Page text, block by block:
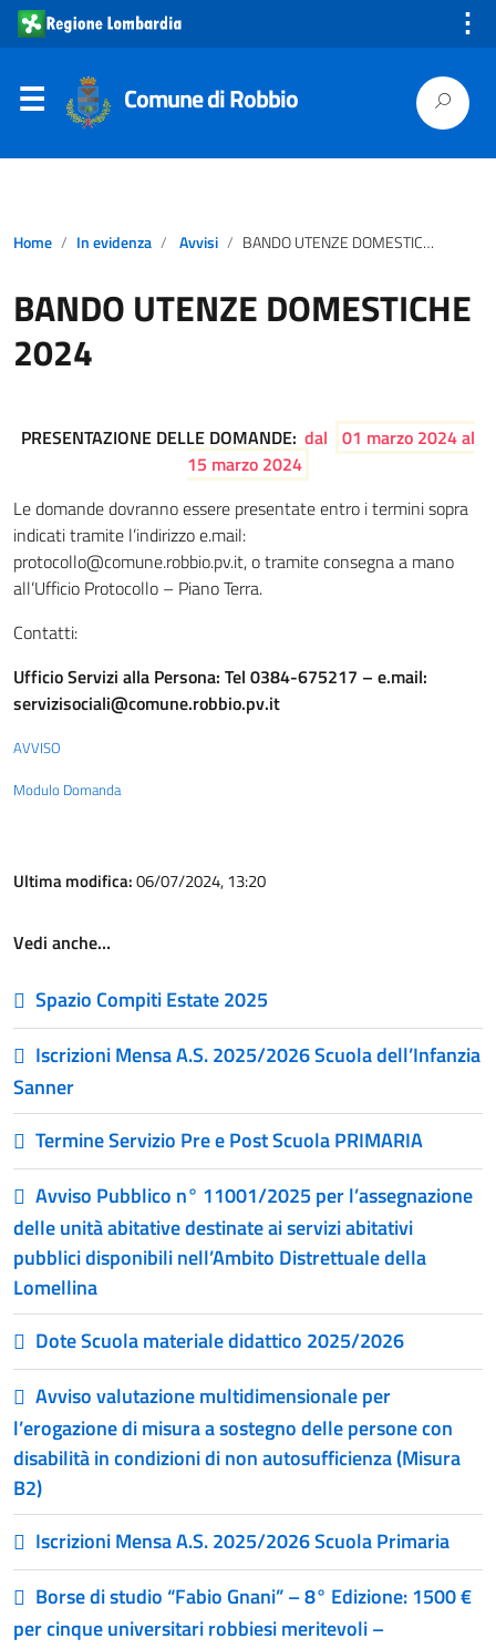
⋮
Comune di Robbio
Home In evidenza Avvisi BANDO UTENZE DOMESTICHE 2024
BANDO UTENZE DOMESTICHE
2024
PRESENTAZIONE DELLE DOMANDE: dal 01 marzo 2024 al
15 marzo 2024
Le domande dovranno essere presentate entro i termini sopra
indicati tramite l’indirizzo e.mail:
protocollo@comune.robbio.pv.it, o tramite consegna a mano
all’Ufficio Protocollo – Piano Terra.
Contatti:
Ufficio Servizi alla Persona: Tel 0384-675217 – e.mail:
servizisociali@comune.robbio.pv.it
AVVISO
Modulo Domanda
Ultima modifica:06/07/2024, 13:20
Vedi anche…
Spazio Compiti Estate 2025
Iscrizioni Mensa A.S. 2025/2026 Scuola dell’Infanzia
Sanner
Termine Servizio Pre e Post Scuola PRIMARIA
Avviso Pubblico n° 11001/2025 per l’assegnazione
delle unità abitative destinate ai servizi abitativi
pubblici disponibili nell’Ambito Distrettuale della
Lomellina
Dote Scuola materiale didattico 2025/2026
Avviso valutazione multidimensionale per
l’erogazione di misura a sostegno delle persone con
disabilità in condizioni di non autosufficienza (Misura
B2)
Iscrizioni Mensa A.S. 2025/2026 Scuola Primaria
Borse di studio “Fabio Gnani” – 8° Edizione: 1500 €
per cinque universitari robbiesi meritevoli –